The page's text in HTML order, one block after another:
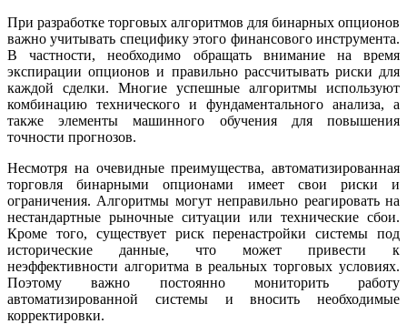
При разработке торговых алгоритмов для бинарных опционов
важно учитывать специфику этого финансового инструмента.
В частности, необходимо обращать внимание на время
экспирации опционов и правильно рассчитывать риски для
каждой сделки. Многие успешные алгоритмы используют
комбинацию технического и фундаментального анализа, а
также элементы машинного обучения для повышения
точности прогнозов.
Несмотря на очевидные преимущества, автоматизированная
торговля бинарными опционами имеет свои риски и
ограничения. Алгоритмы могут неправильно реагировать на
нестандартные рыночные ситуации или технические сбои.
Кроме того, существует риск перенастройки системы под
исторические данные, что может привести к
неэффективности алгоритма в реальных торговых условиях.
Поэтому важно постоянно мониторить работу
автоматизированной системы и вносить необходимые
корректировки.